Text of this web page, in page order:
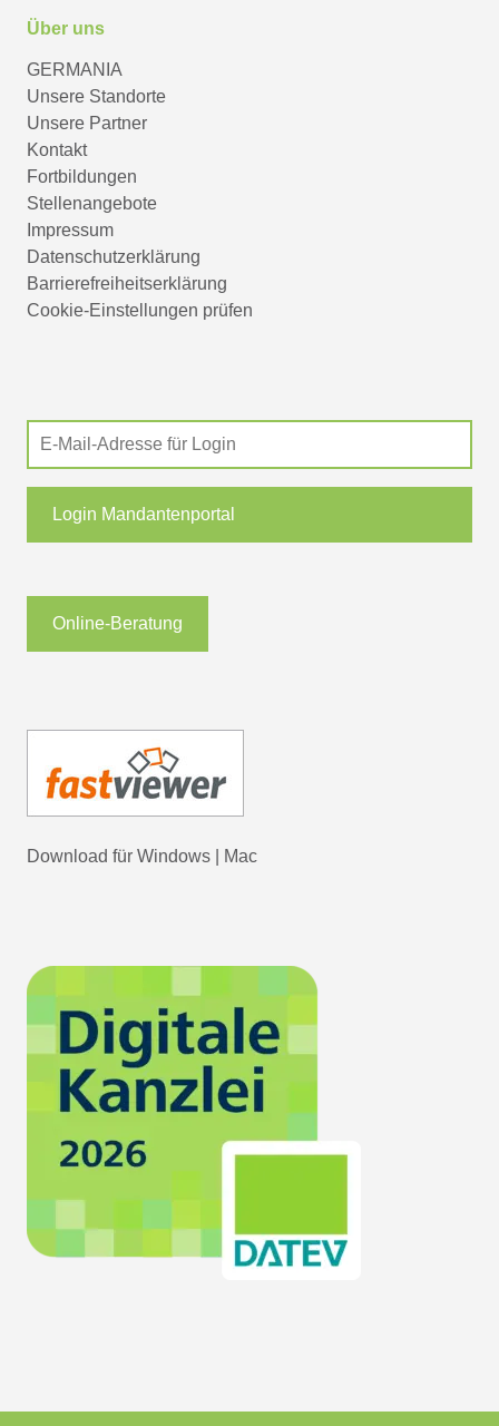
Über uns
GERMANIA
Unsere Standorte
Unsere Partner
Kontakt
Fortbildungen
Stellenangebote
Impressum
Datenschutzerklärung
Barrierefreiheitserklärung
Cookie-Einstellungen prüfen
Login Mandantenportal
Online-Beratung
Download für Windows Mac